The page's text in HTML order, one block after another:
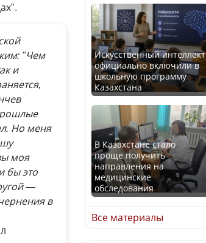
"Чем
и
Но меня
моя
бы это
—
в
Искусственный интеллект
официально включили в
школьную программу
Казахстана
В Казахстане стало
проще получить
направления на
медицинские
обследования
Все материалы